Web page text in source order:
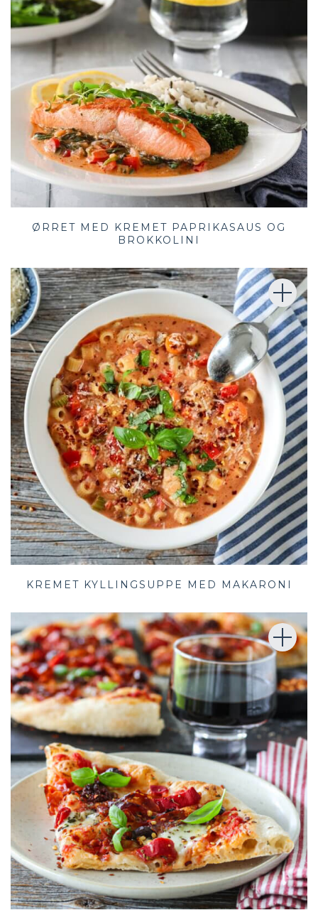
ØRRET MED KREMET PAPRIKASAUS OG
BROKKOLINI
KREMET KYLLINGSUPPE MED MAKARONI